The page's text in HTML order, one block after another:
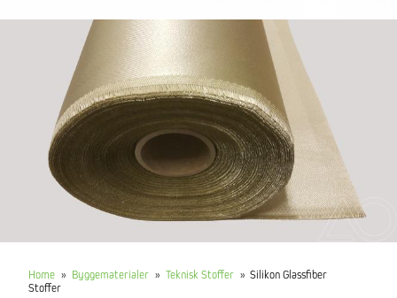
Home » Byggematerialer » Teknisk Stoffer » Silikon Glassfiber
Stoffer